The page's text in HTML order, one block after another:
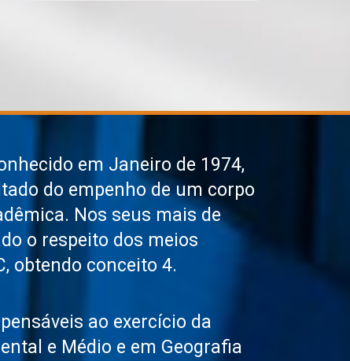
em Janeiro de 1974,
do empenho de um corpo
Nos seus mais de
o respeito dos meios
obtendo conceito 4.
ao exercício da
e Médio e em Geografia